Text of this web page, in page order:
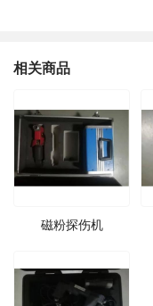
相关商品
磁粉探伤机